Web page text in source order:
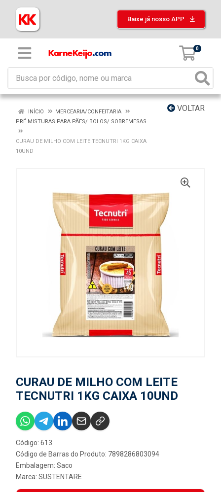
Baixe já nosso APP
0
VOLTAR
INÍCIO
MERCEARIA/CONFEITARIA
PRÉ MISTURAS PARA PÃES/ BOLOS/ SOBREMESAS
CURAU DE MILHO COM LEITE TECNUTRI 1KG CAIXA
10UND
CURAU DE MILHO COM LEITE
TECNUTRI 1KG CAIXA 10UND
Código: 613
Código de Barras do Produto: 7898286803094
Embalagem: Saco
Marca: SUSTENTARE